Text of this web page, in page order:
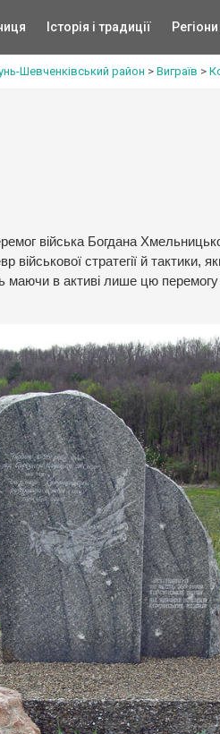
Історія і традиції
Шевченківський район > Виграїв >
війська Богдана
стратегії й тактики,
маючи в активі лише цю